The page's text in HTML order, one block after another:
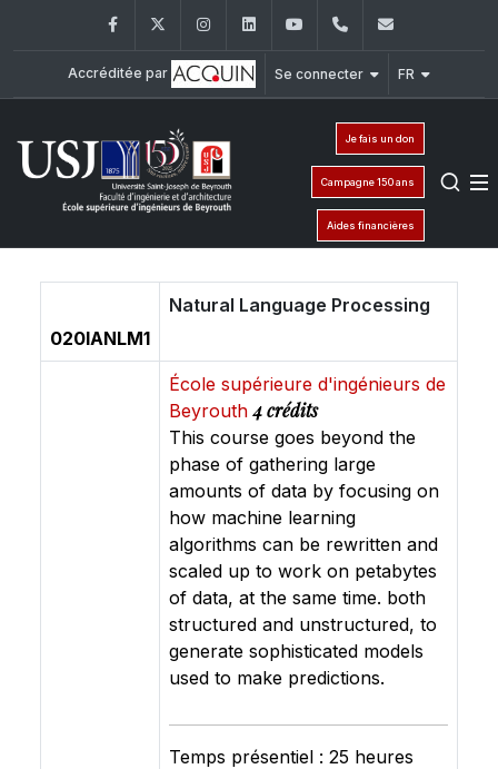
FacebookTwitter InstagramLinkedInYouTube+961 (1) 421 317
Accréditée par Se connecter FR
Je fais un don
Campagne 150 ans
Aides financières
020IANLM1
Natural Language Processing
École supérieure d'ingénieurs de
Beyrouth4 crédits
This course goes beyond the
phase of gathering large
amounts of data by focusing on
how machine learning
algorithms can be rewritten and
scaled up to work on petabytes
of data, at the same time. both
structured and unstructured, to
generate sophisticated models
used to make predictions.
Temps présentiel : 25 heures